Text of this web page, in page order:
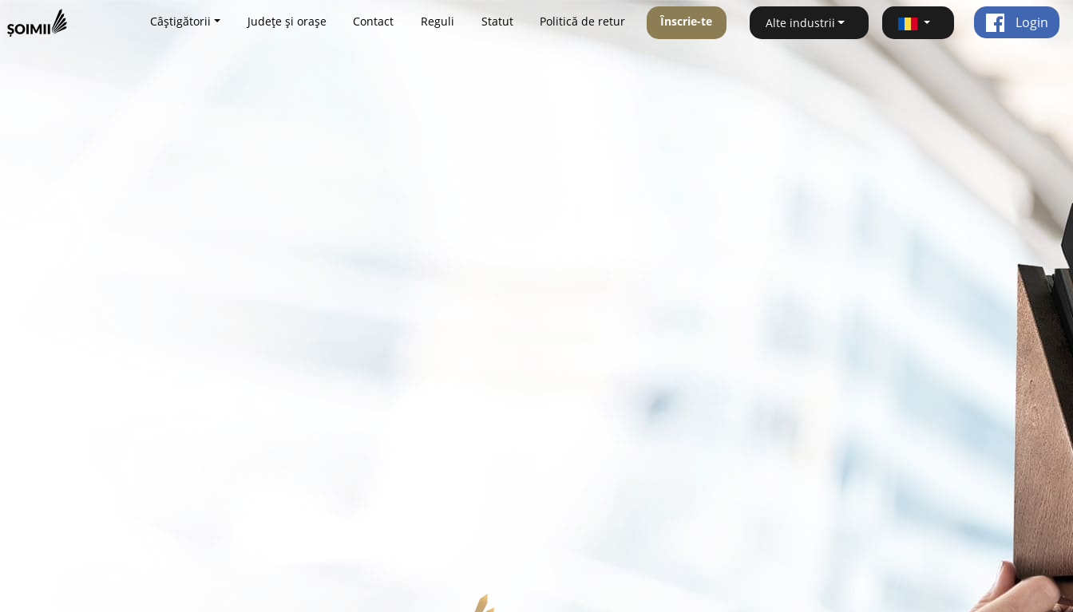
Câștigătorii Județe și orașe Contact Reguli Statut Politică de retur Înscrie-te Alte industrii Login